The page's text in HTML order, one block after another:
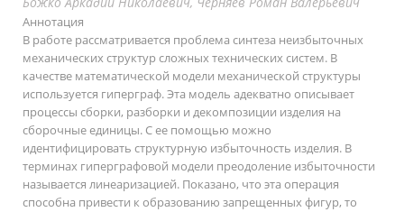
Аннотация
В работе рассматривается проблема синтеза неизбыточных
механических структур сложных технических систем. В
качестве математической модели механической структуры
используется гиперграф. Эта модель адекватно описывает
процессы сборки, разборки и декомпозиции изделия на
сборочные единицы. С ее помощью можно
идентифицировать структурную избыточность изделия. В
терминах гиперграфовой модели преодоление избыточности
называется линеаризацией. Показано, что эта операция
способна привести к образованию запрещенных фигур, то